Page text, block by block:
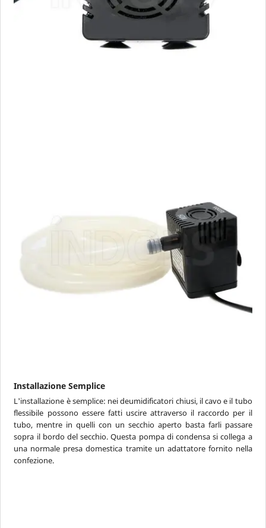
Installazione Semplice
L'installazione è semplice: nei deumidificatori chiusi, il cavo e il tubo
flessibile possono essere fatti uscire attraverso il raccordo per il
tubo, mentre in quelli con un secchio aperto basta farli passare
sopra il bordo del secchio. Questa pompa di condensa si collega a
una normale presa domestica tramite un adattatore fornito nella
confezione.